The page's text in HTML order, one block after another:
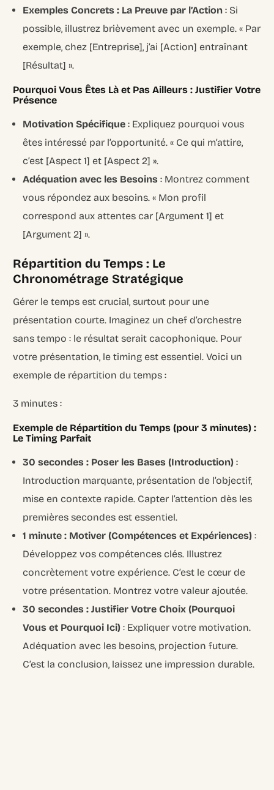
Exemples Concrets : La Preuve par l’Action : Si
possible, illustrez brièvement avec un exemple. « Par
exemple, chez [Entreprise], j’ai [Action] entraînant
[Résultat] ».
Pourquoi Vous Êtes Là et Pas Ailleurs : Justifier Votre
Présence
Motivation Spécifique : Expliquez pourquoi vous
êtes intéressé par l’opportunité. « Ce qui m’attire,
c’est [Aspect 1] et [Aspect 2] ».
Adéquation avec les Besoins : Montrez comment
vous répondez aux besoins. « Mon profil
correspond aux attentes car [Argument 1] et
[Argument 2] ».
Répartition du Temps : Le
Chronométrage Stratégique
Gérer le temps est crucial, surtout pour une
présentation courte. Imaginez un chef d’orchestre
sans tempo : le résultat serait cacophonique. Pour
votre présentation, le timing est essentiel. Voici un
exemple de répartition du temps :
3 minutes :
Exemple de Répartition du Temps (pour 3 minutes) :
Le Timing Parfait
30 secondes : Poser les Bases (Introduction) :
Introduction marquante, présentation de l’objectif,
mise en contexte rapide. Capter l’attention dès les
premières secondes est essentiel.
1 minute : Motiver (Compétences et Expériences) :
Développez vos compétences clés. Illustrez
concrètement votre expérience. C’est le cœur de
votre présentation. Montrez votre valeur ajoutée.
30 secondes : Justifier Votre Choix (Pourquoi
Vous et Pourquoi Ici) : Expliquer votre motivation.
Adéquation avec les besoins, projection future.
C’est la conclusion, laissez une impression durable.